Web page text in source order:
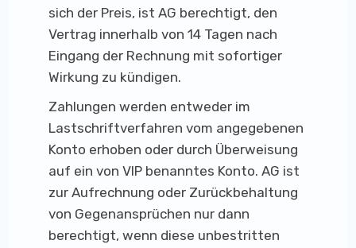
sich der Preis, ist AG berechtigt, den
Vertrag innerhalb von 14 Tagen nach
Eingang der Rechnung mit sofortiger
Wirkung zu kündigen.
Zahlungen werden entweder im
Lastschriftverfahren vom angegebenen
Konto erhoben oder durch Überweisung
auf ein von VIP benanntes Konto. AG ist
zur Aufrechnung oder Zurückbehaltung
von Gegenansprüchen nur dann
berechtigt, wenn diese unbestritten